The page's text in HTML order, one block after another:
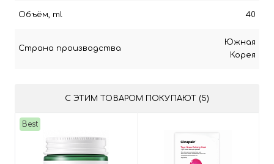
Объём, ml 40
Страна производства
Южная
Корея
С ЭТИМ ТОВАРОМ ПОКУПАЮТ (5)
Best